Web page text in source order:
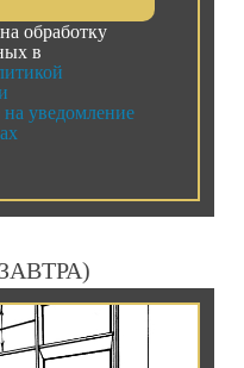
обработку
в
на уведомление